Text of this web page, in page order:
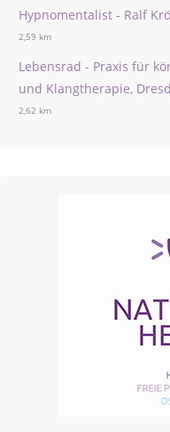
Hypnomentalist - Ralf
2,59 km
Lebensrad - Praxis für
und Klangtherapie,
2,62 km